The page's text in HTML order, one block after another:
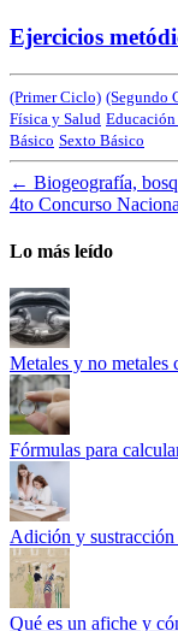
Ejercicios
(Primer Ciclo) (Segundo
Física y Salud
Básico Sexto Básico
← Biogeografía,
4to Concurso
Lo más leído
Metales y no metales
Fórmulas para
Adición y
Qué es un afiche y